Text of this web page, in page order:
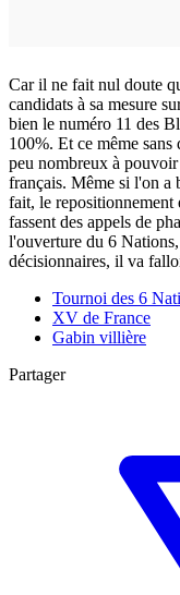
Car il ne fait nul doute
candidats à sa mesure
bien le numéro 11 des
100%. Et ce même
peu nombreux à
français. Même si l'on a
fait, le repositionnement
fassent des appels de
l'ouverture du 6
décisionnaires, il va
Tournoi des 6
XV de France
Gabin villière
Partager